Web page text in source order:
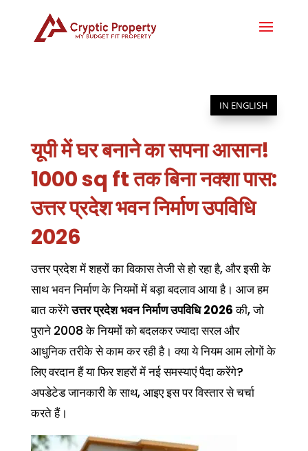
IN ENGLISH
यूपी में घर बनाने का सपना आसान!
1000 sq ft तक बिना नक्शा पास:
उत्तर प्रदेश भवन निर्माण उपविधि
2026
उत्तर प्रदेश में शहरों का विकास तेजी से हो रहा है, और इसी के
साथ भवन निर्माण के नियमों में बड़ा बदलाव आया है। आज हम
बात करेंगेउत्तर प्रदेश भवन निर्माण उपविधि 2026की, जो
पुराने 2008 के नियमों को बदलकर ज्यादा सरल और
आधुनिक तरीके से काम कर रही है। क्या ये नियम आम लोगों के
लिए वरदान हैं या फिर शहरों में नई समस्याएं पैदा करेंगे?
अपडेटेड जानकारी के साथ, आइए इस पर विस्तार से चर्चा
करते हैं।